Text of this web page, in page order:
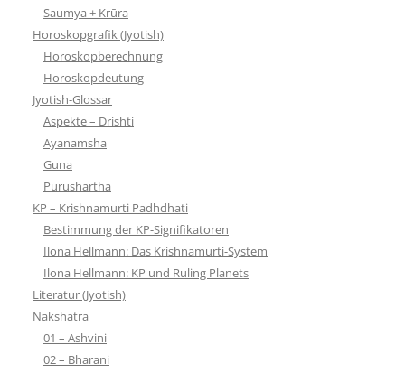
Saumya + Krūra
Horoskopgrafik (Jyotish)
Horoskopberechnung
Horoskopdeutung
Jyotish-Glossar
Aspekte – Drishti
Ayanamsha
Guna
Purushartha
KP – Krishnamurti Padhdhati
Bestimmung der KP-Signifikatoren
Ilona Hellmann: Das Krishnamurti-System
Ilona Hellmann: KP und Ruling Planets
Literatur (Jyotish)
Nakshatra
01 – Ashvini
02 – Bharani